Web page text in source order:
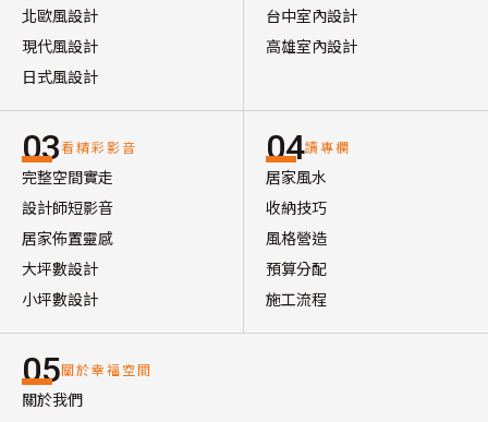
北歐風設計
現代風設計
日式風設計
台中室內設計
高雄室內設計
03看精彩影音
完整空間實走
設計師短影音
居家佈置靈感
大坪數設計
小坪數設計
04讀專欄
居家風水
收納技巧
風格營造
預算分配
施工流程
05關於幸福空間
關於我們